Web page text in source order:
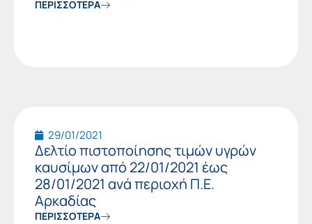
ΠΕΡΙΣΣΟΤΕΡΑ
29/01/2021
Δελτίο πιστοποίησης τιμών υγρών
καυσίμων από 22/01/2021 έως
28/01/2021 ανά περιοχή Π.Ε.
Αρκαδίας
ΠΕΡΙΣΣΟΤΕΡΑ